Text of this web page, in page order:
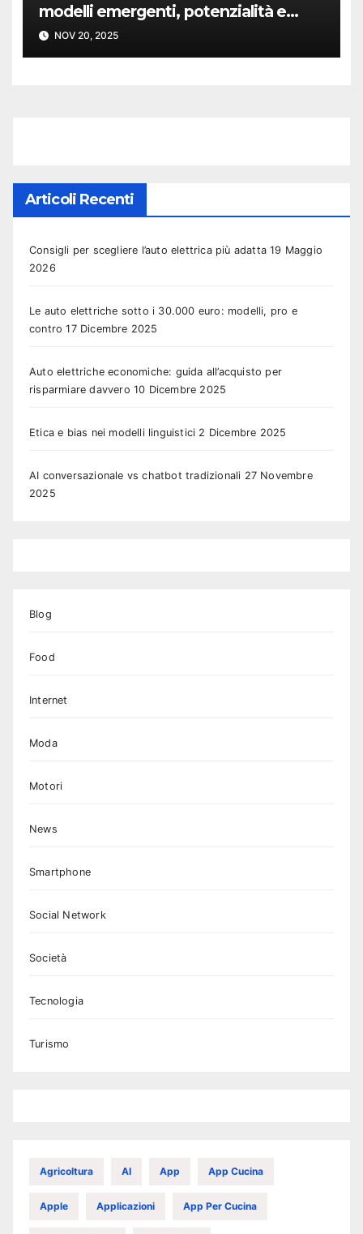
modelli emergenti, potenzialità e
sviluppi futuri
NOV 20, 2025
Articoli Recenti
Consigli per scegliere l’auto elettrica più adatta 19 Maggio
2026
Le auto elettriche sotto i 30.000 euro: modelli, pro e
contro 17 Dicembre 2025
Auto elettriche economiche: guida all’acquisto per
risparmiare davvero 10 Dicembre 2025
Etica e bias nei modelli linguistici 2 Dicembre 2025
AI conversazionale vs chatbot tradizionali 27 Novembre
2025
Blog
Food
Internet
Moda
Motori
News
Smartphone
Social Network
Società
Tecnologia
Turismo
Agricoltura AI App App Cucina
Apple Applicazioni App Per Cucina